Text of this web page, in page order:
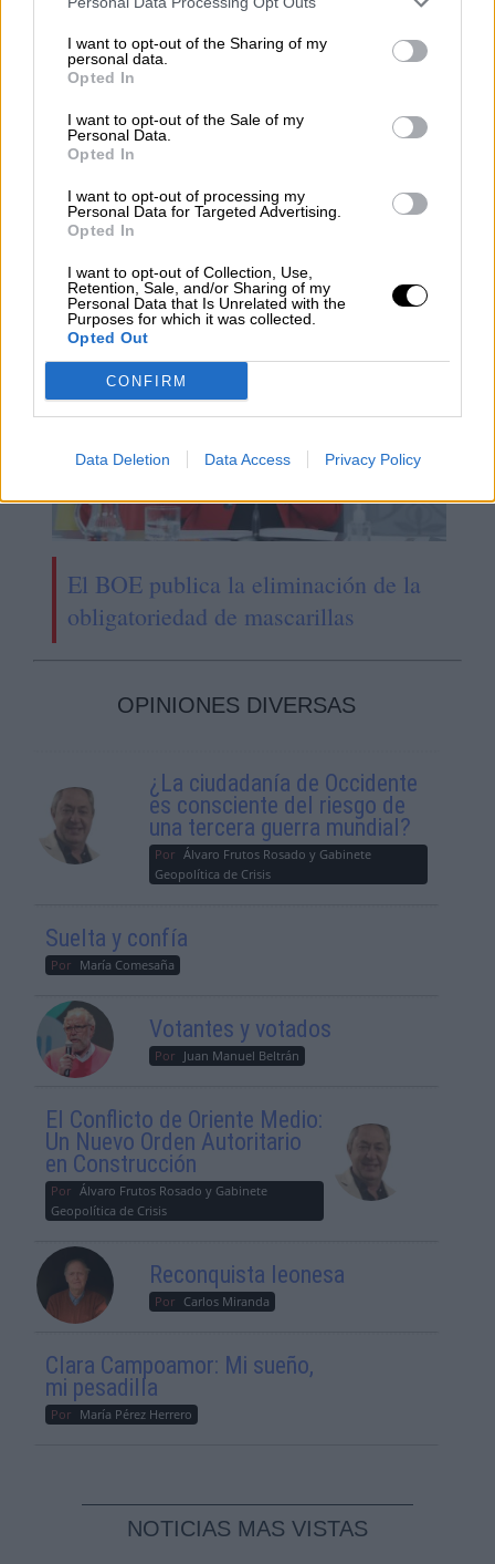
I want to opt-out of the Sharing of my
personal data.
Opted In
I want to opt-out of the Sale of my
Personal Data.
Opted In
I want to opt-out of processing my
Personal Data for Targeted Advertising.
Opted In
I want to opt-out of Collection, Use,
Retention, Sale, and/or Sharing of my
Personal Data that Is Unrelated with the
Purposes for which it was collected.
Opted Out
CONFIRM
Data Deletion Data Access Privacy Policy
Aumentan las cifras Covid tras el fin
El BOE publica la eliminación de la
obligatoriedad de mascarillas
OPINIONES DIVERSAS
¿La ciudadanía de Occidente
es consciente del riesgo de
una tercera guerra mundial?
Por Álvaro Frutos Rosado y Gabinete
Geopolítica de Crisis
Suelta y confía
Por María Comesaña
Votantes y votados
Por Juan Manuel Beltrán
El Conflicto de Oriente Medio:
Un Nuevo Orden Autoritario
en Construcción
Por Álvaro Frutos Rosado y Gabinete
Geopolítica de Crisis
Reconquista leonesa
Por Carlos Miranda
Clara Campoamor: Mi sueño,
mi pesadilla
Por María Pérez Herrero
NOTICIAS MAS VISTAS